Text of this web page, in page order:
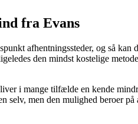
fra Evans
afhentningssteder, og så kan
den mindst kostelige
i mange tilfælde en kende
men den mulighed beroer på